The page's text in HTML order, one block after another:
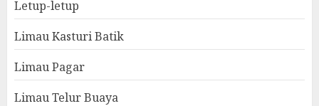
Letup-letup
Limau Kasturi Batik
Limau Pagar
Limau Telur Buaya